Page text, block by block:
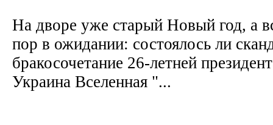
На дворе уже старый Новый год, а
пор в ожидании: состоялось ли
бракосочетание 26-летней
Украина Вселенная "...